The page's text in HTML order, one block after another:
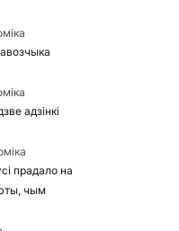
адзінкі
прадало на
чым